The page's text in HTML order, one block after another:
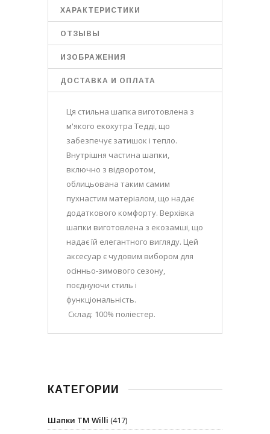
ХАРАКТЕРИСТИКИ
ОТЗЫВЫ
ИЗОБРАЖЕНИЯ
ДОСТАВКА И ОПЛАТА
Ця стильна шапка виготовлена з
м'якого екохутра Тедді, що
забезпечує затишок і тепло.
Внутрішня частина шапки,
включно з відворотом,
облицьована таким самим
пухнастим матеріалом, що надає
додаткового комфорту. Верхівка
шапки виготовлена з екозамші, що
надає їй елегантного вигляду. Цей
аксесуар є чудовим вибором для
осінньо-зимового сезону,
поєднуючи стиль і
функціональність.
Склад: 100% поліестер.
КАТЕГОРИИ
Шапки ТМ Willi (417)